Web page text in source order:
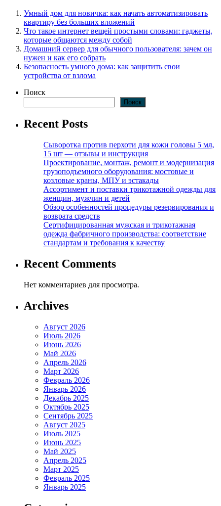
Умный дом для новичка: как начать автоматизировать
квартиру без больших вложений
Что такое интернет вещей простыми словами: гаджеты,
которые общаются между собой
Домашний сервер для обычного пользователя: зачем он
нужен и как его собрать
Безопасность умного дома: как защитить свои
устройства от взлома
Поиск
Поиск
Recent Posts
Сыворотка против перхоти для кожи головы 5 мл,
15 шт — отзывы и инструкция
Проектирование, монтаж, ремонт и модернизация
грузоподъемного оборудования: мостовые и
козловые краны, МПУ и эстакады
Ассортимент и поставки трикотажной одежды для
женщин, мужчин и детей
Обзор особенностей процедуры резервирования и
возврата средств
Сертифицированная мужская и трикотажная
одежда фабричного производства: соответствие
стандартам и требования к качеству
Recent Comments
Нет комментариев для просмотра.
Archives
Август 2026
Июль 2026
Июнь 2026
Май 2026
Апрель 2026
Март 2026
Февраль 2026
Январь 2026
Декабрь 2025
Октябрь 2025
Сентябрь 2025
Август 2025
Июль 2025
Июнь 2025
Май 2025
Апрель 2025
Март 2025
Февраль 2025
Январь 2025